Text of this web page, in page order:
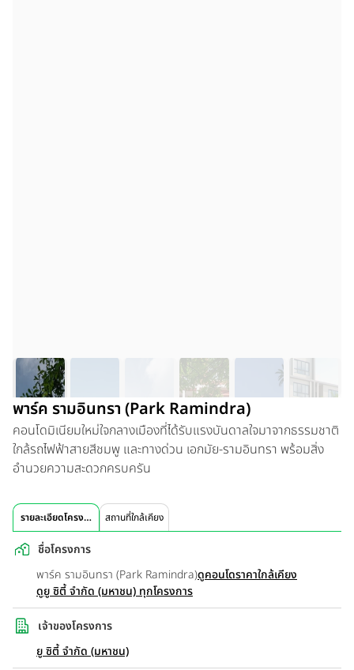
พาร์ค รามอินทรา (Park Ramindra)
คอนโดมิเนียมใหม่ใจกลางเมืองที่ได้รับแรงบันดาลใจมาจากธรรมชาติ
ใกล้รถไฟฟ้าสายสีชมพู และทางด่วน เอกมัย-รามอินทรา พร้อมสิ่ง
อำนวยความสะดวกครบครัน
รายละเอียดโครงการ สถานที่ใกล้เคียง
ชื่อโครงการ
พาร์ค รามอินทรา (Park Ramindra)ดูคอนโดราคาใกล้เคียง
ดูยู ซิตี้ จำกัด (มหาชน) ทุกโครงการ
เจ้าของโครงการ
ยู ซิตี้ จำกัด (มหาชน)